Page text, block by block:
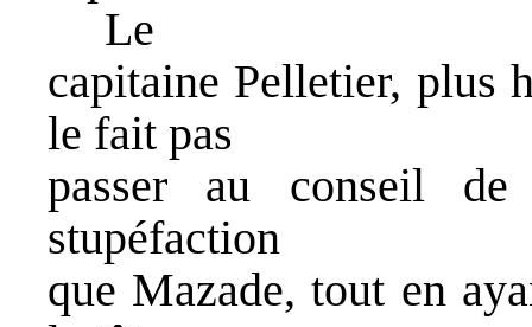
Le
capitaine Pelletier, plus
le fait pas
passer au conseil
stupéfaction
que Mazade, tout en